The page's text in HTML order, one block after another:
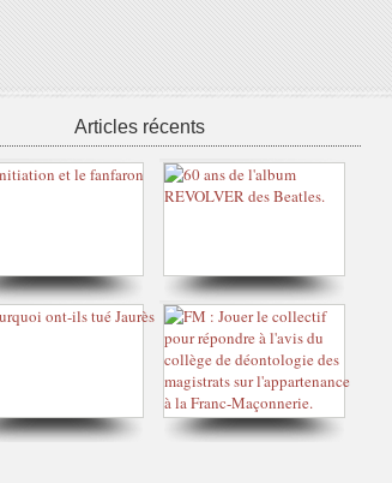
Articles récents